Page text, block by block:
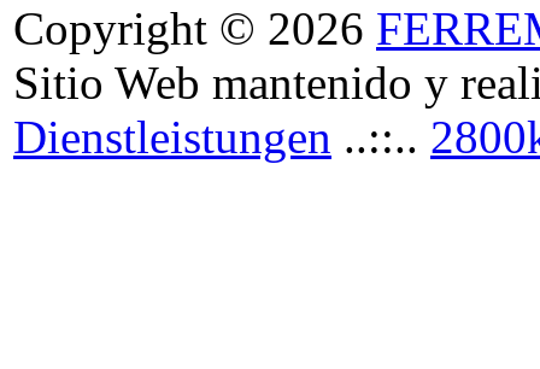
Copyright © 2026
Sitio Web mantenido y
Dienstleistungen ..::..